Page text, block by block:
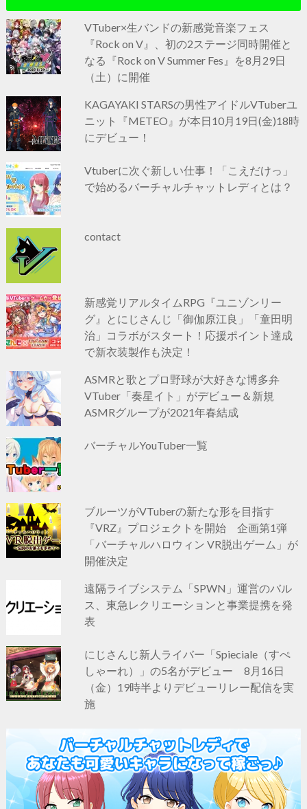
VTuber×生バンドの新感覚音楽フェス
『Rock on V』、初の2ステージ同時開催と
なる『Rock on V Summer Fes』を8月29日
（土）に開催
KAGAYAKI STARSの男性アイドルVTuberユ
ニット『METEO』が本日10月19日(金)18時
にデビュー！
Vtuberに次ぐ新しい仕事！「こえだけっ」
で始めるバーチャルチャットレディとは？
contact
新感覚リアルタイムRPG『ユニゾンリー
グ』とにじさんじ「御伽原江良」「童田明
治」コラボがスタート！応援ポイント達成
で新衣装製作も決定！
ASMRと歌とプロ野球が大好きな博多弁
VTuber「奏星イト」がデビュー＆新規
ASMRグループが2021年春結成
バーチャルYouTuber一覧
ブルーツがVTuberの新たな形を目指す
『VRZ』プロジェクトを開始 企画第1弾
「バーチャルハロウィン VR脱出ゲーム」が
開催決定
遠隔ライブシステム「SPWN」運営のバル
ス、東急レクリエーションと事業提携を発
表
にじさんじ新人ライバー「Spieciale（すぺ
しゃーれ）」の5名がデビュー 8月16日
（金）19時半よりデビューリレー配信を実
施